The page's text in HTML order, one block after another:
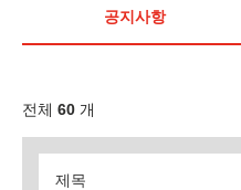
공지사항
전체 60 개